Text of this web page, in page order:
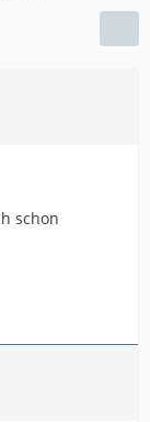
schon